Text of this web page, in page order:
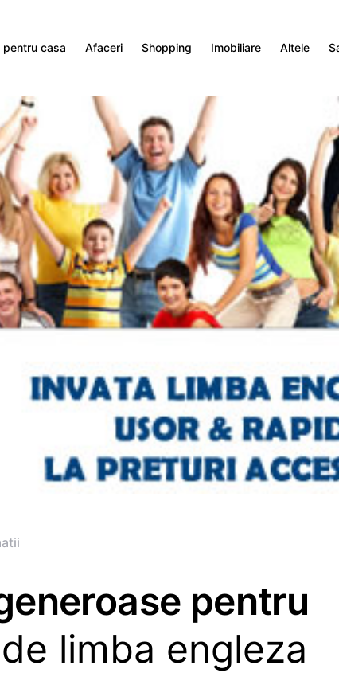
pentru casa Afaceri Shopping Imobiliare Altele
pentru
limba engleza